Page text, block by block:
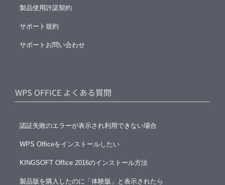
製品使用許諾契約
サポート規約
サポートお問い合わせ
WPS OFFICE よくある質問
認証失敗のエラーが表示され利用できない場合
WPS Officeをインストールしたい
KINGSOFT Office 2016のインストール方法
製品版を購入したのに「体験版」と表示されたら